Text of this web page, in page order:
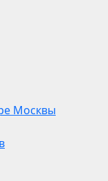
Москвы